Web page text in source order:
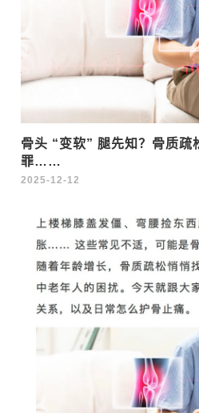
骨头 “变软” 腿先知？骨质疏
罪……
2025-12-12